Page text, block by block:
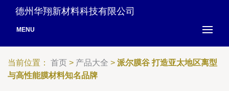
德州华翔新材料科技有限公司
MENU
当前位置： 首页 > 产品大全 > 派尔膜谷 打造亚太地区离型
与高性能膜材料知名品牌